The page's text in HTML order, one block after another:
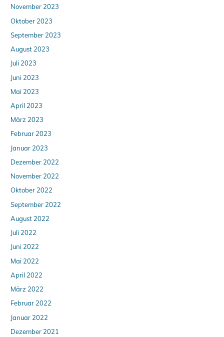
November 2023
Oktober 2023
September 2023
August 2023
Juli 2023
Juni 2023
Mai 2023
April 2023
März 2023
Februar 2023
Januar 2023
Dezember 2022
November 2022
Oktober 2022
September 2022
August 2022
Juli 2022
Juni 2022
Mai 2022
April 2022
März 2022
Februar 2022
Januar 2022
Dezember 2021